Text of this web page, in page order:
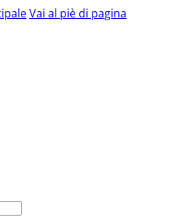
Vai al piè di pagina